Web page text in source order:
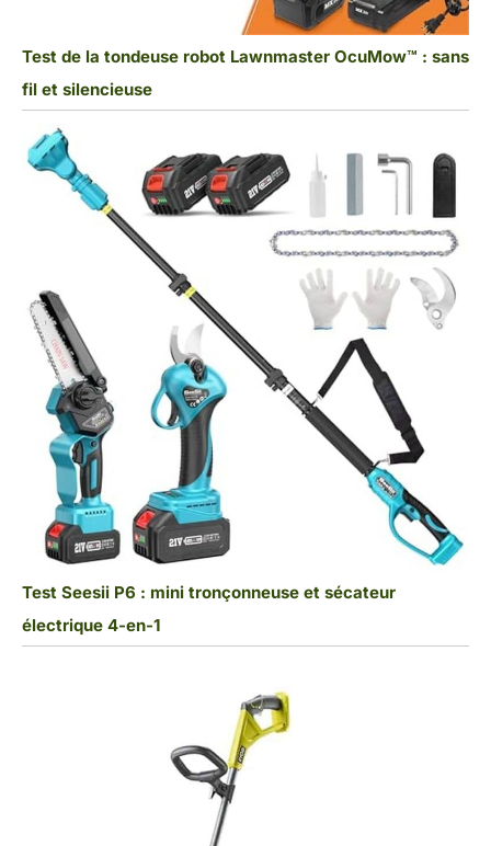
Test de la tondeuse robot Lawnmaster OcuMow™ : sans
fil et silencieuse
Test Seesii P6 : mini tronçonneuse et sécateur
électrique 4-en-1